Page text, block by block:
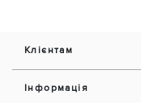
Клієнтам
Інформація